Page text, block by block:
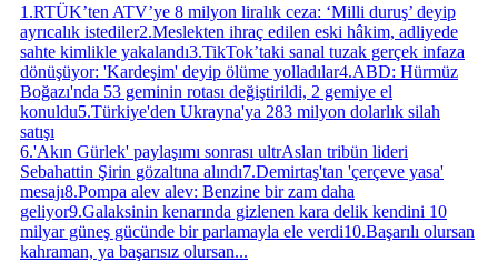
1 .RTÜK’ten ATV’ye 8 milyon liralık ceza: ‘Milli duruş’ deyip
ayrıcalık istediler2.Meslekten ihraç edilen eski hâkim, adliyede
sahte kimlikle yakalandı3.TikTok’taki sanal tuzak gerçek infaza
dönüşüyor: 'Kardeşim' deyip ölüme yolladılar4.ABD: Hürmüz
Boğazı'nda 53 geminin rotası değiştirildi, 2 gemiye el
konuldu5.Türkiye'den Ukrayna'ya 283 milyon dolarlık silah
satışı
6.'Akın Gürlek' paylaşımı sonrası ultrAslan tribün lideri
Sebahattin Şirin gözaltına alındı7.Demirtaş'tan 'çerçeve yasa'
mesajı8.Pompa alev alev: Benzine bir zam daha
geliyor9.Galaksinin kenarında gizlenen kara delik kendini 10
milyar güneş gücünde bir parlamayla ele verdi10.Başarılı olursan
kahraman, ya başarısız olursan...